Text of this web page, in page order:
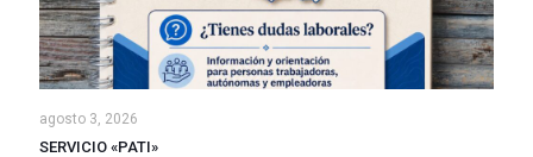
agosto 3, 2026
SERVICIO «PATI»